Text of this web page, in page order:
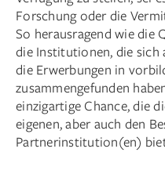
Forschung oder die
So herausragend wie die
die Institutionen, die
die Erwerbungen in
zusammengefunden
einzigartige Chance, die
eigenen, aber auch den
Partnerinstitution(en)